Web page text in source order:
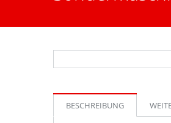
BESCHREIBUNG